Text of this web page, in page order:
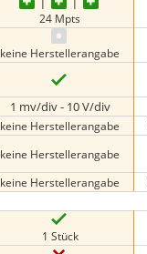
24 Mpts
keine Herstellerangabe
1 mv/div - 10 V/div
keine Herstellerangabe
keine Herstellerangabe
keine Herstellerangabe
1 Stück